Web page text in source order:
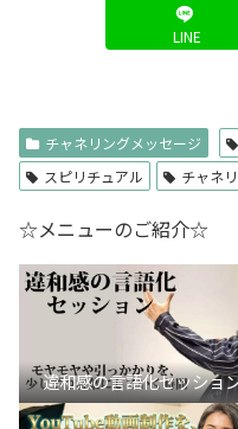
LINE
チャネリングメッセージ
スピリチュアル
チャネ
☆メニューのご紹介☆
違和感の言語化セッショ